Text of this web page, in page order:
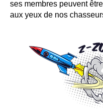
ses membres peuvent
aux yeux de nos